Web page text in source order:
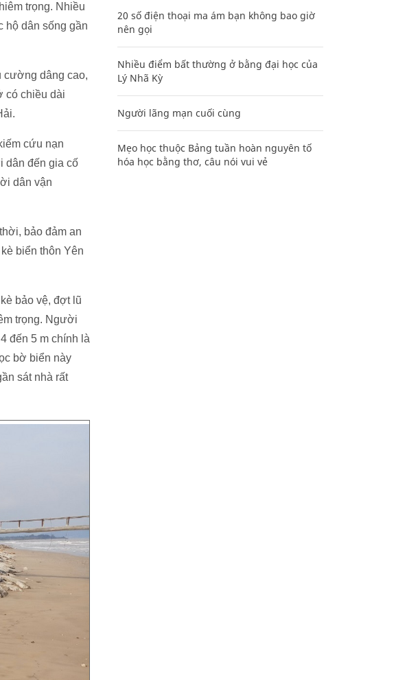
trọng. Nhiều
hộ dân sống gần
cường dâng cao,
có chiều dài
cứu nạn
dân đến gia cố
dân vận
bảo đảm an
biển thôn Yên
bảo vệ, đợt lũ
trọng. Người
đến 5 m chính là
bờ biển này
sát nhà rất
20 số điện thoại ma ám bạn không bao giờ
nên gọi
Nhiều điểm bất thường ở bằng đại học của
Lý Nhã Kỳ
Người lãng mạn cuối cùng
Mẹo học thuộc Bảng tuần hoàn nguyên tố
hóa học bằng thơ, câu nói vui vẻ